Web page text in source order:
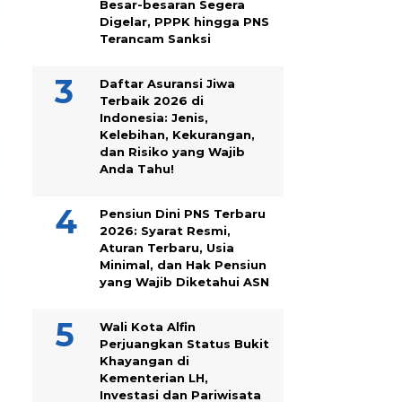
Besar-besaran Segera
Digelar, PPPK hingga PNS
Terancam Sanksi
Daftar Asuransi Jiwa
Terbaik 2026 di
Indonesia: Jenis,
Kelebihan, Kekurangan,
dan Risiko yang Wajib
Anda Tahu!
Pensiun Dini PNS Terbaru
2026: Syarat Resmi,
Aturan Terbaru, Usia
Minimal, dan Hak Pensiun
yang Wajib Diketahui ASN
Wali Kota Alfin
Perjuangkan Status Bukit
Khayangan di
Kementerian LH,
Investasi dan Pariwisata